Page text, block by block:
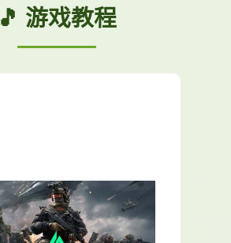
🎵 游戏教程